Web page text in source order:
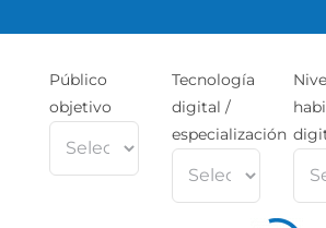
Público
objetivo
Tecnología
digital /
especialización